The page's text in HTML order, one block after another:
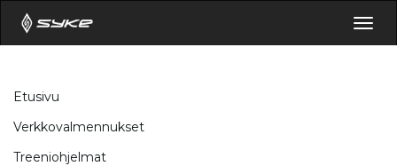
Etusivu
Verkkovalmennukset
Treeniohjelmat